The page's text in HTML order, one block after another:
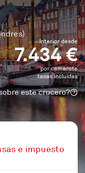
Interior desde
7.434 €
por camarote
tasas incluidas
este crucero?
e impuesto